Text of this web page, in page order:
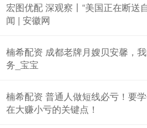
宏图优配 深观察丨“美国正在断送
闻 | 安徽网
楠希配资 成都老牌月嫂贝安馨，
务_宝宝
楠希配资 普通人做短线必亏！要
在大赚小亏的关键点！